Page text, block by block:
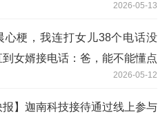
2026-05-13
心梗，我连打女儿38个电话没
到女婿接电话：爸，能不能懂点
院那天，我直接停掉他们房
2026-05-12
报】迦南科技接待通过线上参与